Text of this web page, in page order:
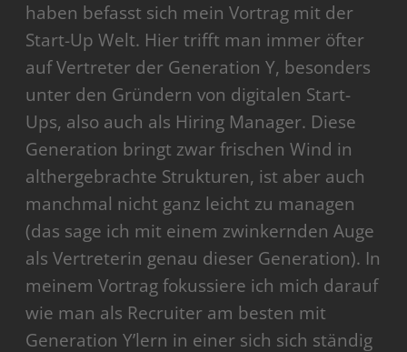
haben befasst sich mein Vortrag mit der
Start-Up Welt. Hier trifft man immer öfter
auf Vertreter der Generation Y, besonders
unter den Gründern von digitalen Start-
Ups, also auch als Hiring Manager. Diese
Generation bringt zwar frischen Wind in
althergebrachte Strukturen, ist aber auch
manchmal nicht ganz leicht zu managen
(das sage ich mit einem zwinkernden Auge
als Vertreterin genau dieser Generation). In
meinem Vortrag fokussiere ich mich darauf
wie man als Recruiter am besten mit
Generation Y’lern in einer sich sich ständig